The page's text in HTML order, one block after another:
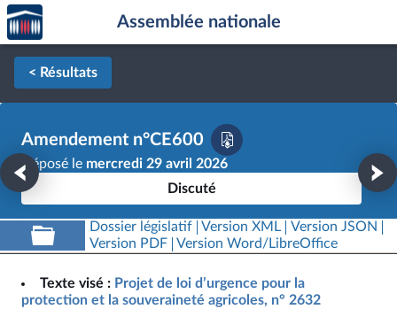
Aller au contenu
Aller en bas de la page
Accèder
à la
page
d'accueil
Assemblée nationale
< Résultats
Amendement n°CE600
Déposé le mercredi 29 avril 2026
Discuté
Dossier législatif Version XML
Version JSON
Version PDF
Version Word/LibreOffice
Texte visé : Projet de loi d’urgence pour la
protection et la souveraineté agricoles, n° 2632